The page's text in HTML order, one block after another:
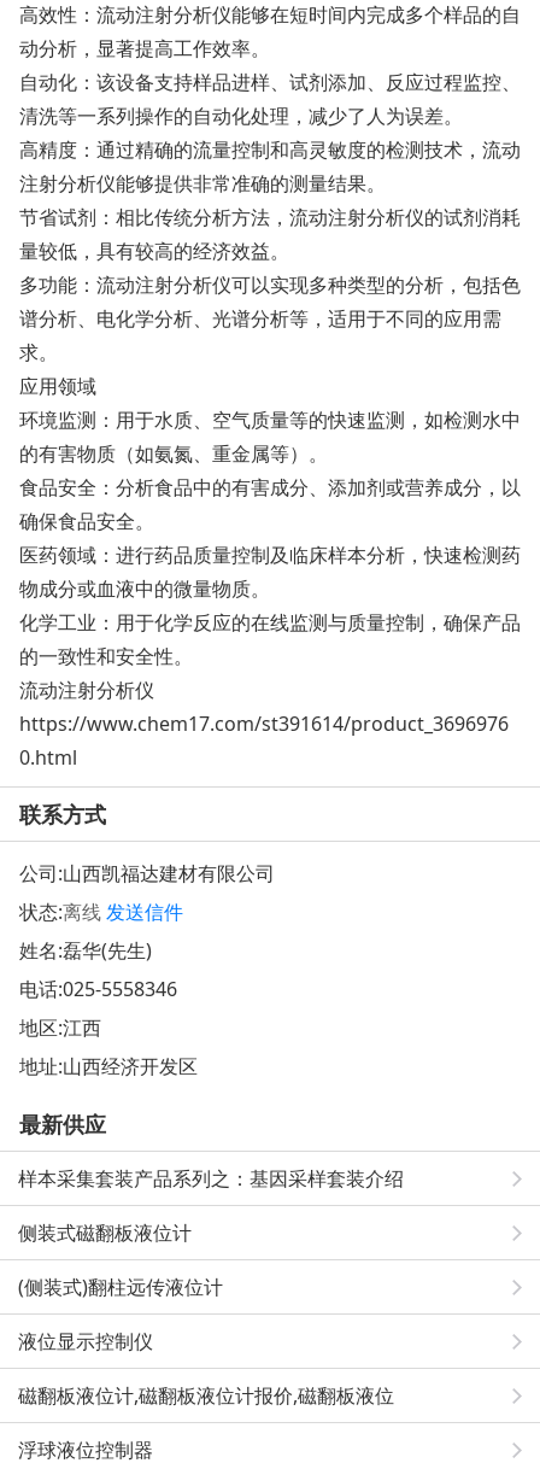
高效性：流动注射分析仪能够在短时间内完成多个样品的自
动分析，显著提高工作效率。
自动化：该设备支持样品进样、试剂添加、反应过程监控、
清洗等一系列操作的自动化处理，减少了人为误差。
高精度：通过精确的流量控制和高灵敏度的检测技术，流动
注射分析仪能够提供非常准确的测量结果。
节省试剂：相比传统分析方法，流动注射分析仪的试剂消耗
量较低，具有较高的经济效益。
多功能：流动注射分析仪可以实现多种类型的分析，包括色
谱分析、电化学分析、光谱分析等，适用于不同的应用需
求。
应用领域
环境监测：用于水质、空气质量等的快速监测，如检测水中
的有害物质（如氨氮、重金属等）。
食品安全：分析食品中的有害成分、添加剂或营养成分，以
确保食品安全。
医药领域：进行药品质量控制及临床样本分析，快速检测药
物成分或血液中的微量物质。
化学工业：用于化学反应的在线监测与质量控制，确保产品
的一致性和安全性。
流动注射分析仪
https://www.chem17.com/st391614/product_3696976
0.html
联系方式
公司:山西凯福达建材有限公司
状态:离线发送信件
姓名:磊华(先生)
电话:025-5558346
地区:江西
地址:山西经济开发区
最新供应
样本采集套装产品系列之：基因采样套装介绍
侧装式磁翻板液位计
(侧装式)翻柱远传液位计
液位显示控制仪
磁翻板液位计,磁翻板液位计报价,磁翻板液位
浮球液位控制器